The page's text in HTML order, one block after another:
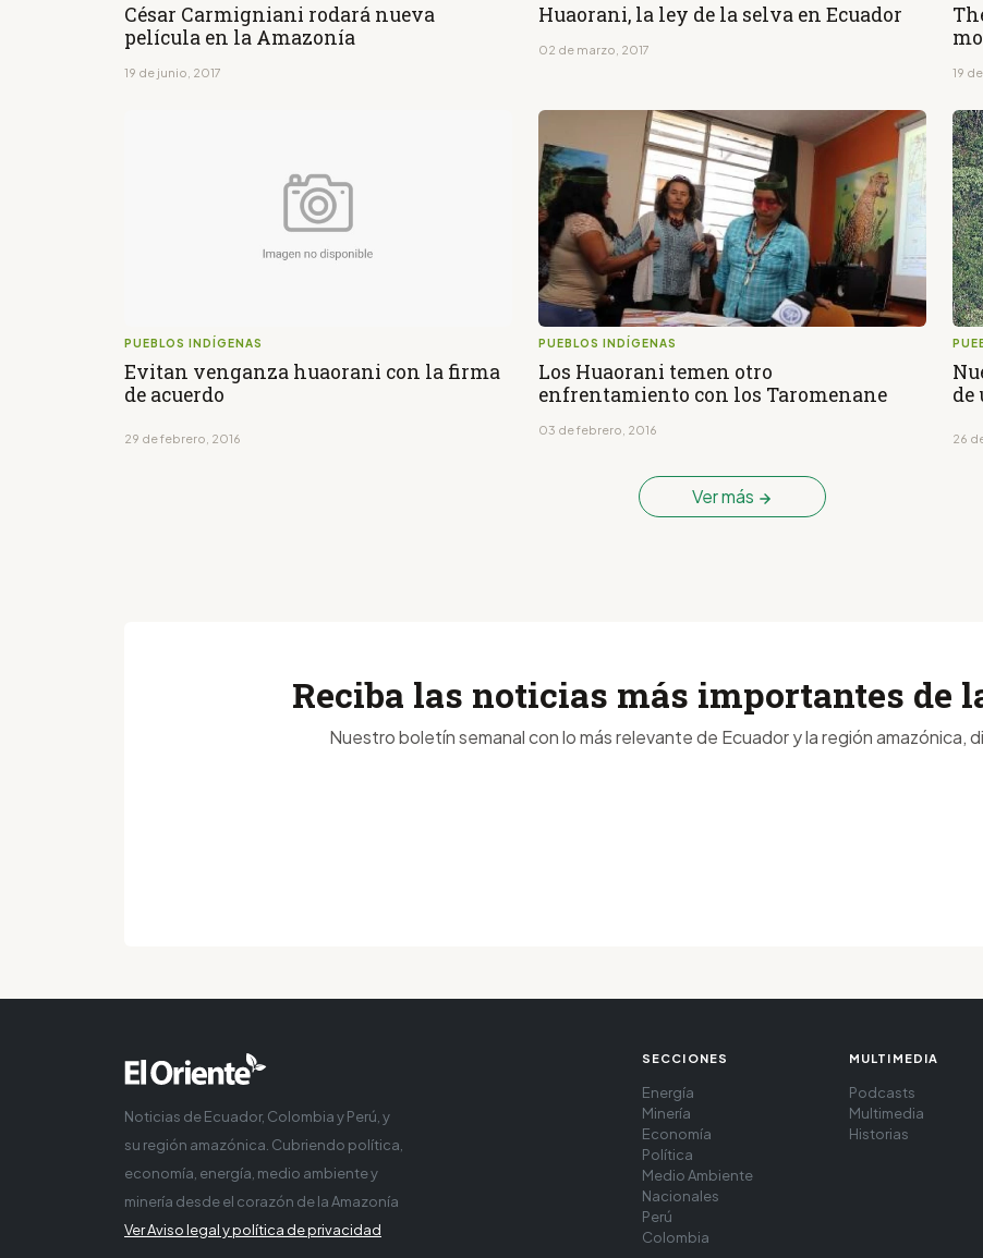
César Carmigniani rodará nueva
película en la Amazonía
19 de junio, 2017
Huaorani, la ley de la selva en Ecuador
02 de marzo, 2017
19
PUEBLOS INDÍGENAS
Evitan venganza huaorani con la firma
de acuerdo
29 de febrero, 2016
PUEBLOS INDÍGENAS
Los Huaorani temen otro
enfrentamiento con los Taromenane
03 de febrero, 2016
de
26
Ver más
Reciba las noticias más importantes de
Nuestro boletín semanal con lo más relevante de Ecuador y la región amazónica,
Noticias de Ecuador, Colombia y Perú, y
su región amazónica. Cubriendo política,
economía, energía, medio ambiente y
minería desde el corazón de la Amazonía
Ver Aviso legal y política de privacidad
SECCIONES
Energía
Minería
Economía
Política
Medio Ambiente
Nacionales
Perú
Colombia
MULTIMEDIA
Podcasts
Multimedia
Historias